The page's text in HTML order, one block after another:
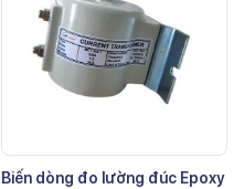
Biến dòng đo lường đúc Epoxy